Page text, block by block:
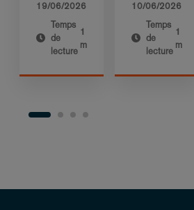
19/06/2026
Temps
de
lecture
1
m
10/06/2026
Temps
de
lecture
1
m